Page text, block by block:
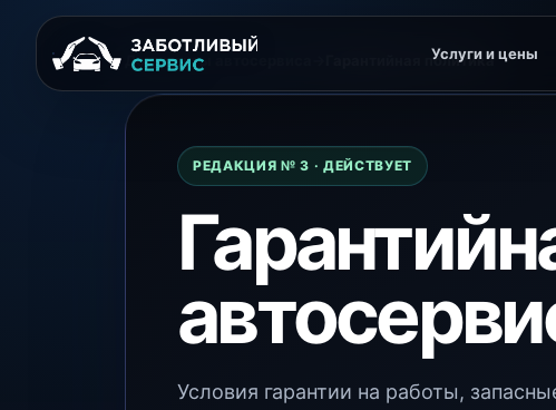
Услуги и цены
Документы автосервиса Гарантийная политика
РЕДАКЦИЯ № 3 · ДЕЙСТВУЕТ
Условия гарантии на работы,